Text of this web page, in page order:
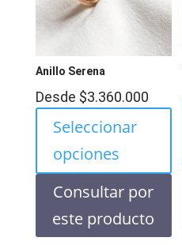
Anillo Serena
Desde $3.360.000
Seleccionar
opciones
Consultar por
este producto